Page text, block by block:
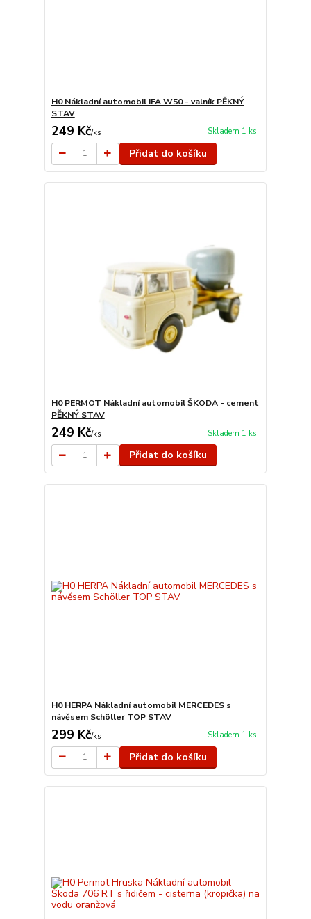
H0 Nákladní automobil IFA W50 - valník PĚKNÝ
STAV
249 Kč/ks Skladem 1 ks
Přidat do košíku
H0 PERMOT Nákladní automobil ŠKODA - cement
PĚKNÝ STAV
249 Kč/ks Skladem 1 ks
Přidat do košíku
H0 HERPA Nákladní automobil MERCEDES s
návěsem Schöller TOP STAV
299 Kč/ks Skladem 1 ks
Přidat do košíku